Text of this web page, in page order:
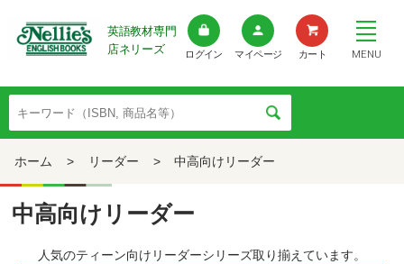
英語教材専門
店ネリーズ
ログイン マイページ カート MENU
ホーム > リーダー > 中高向けリーダー
中高向けリーダー
人気のティーン向けリーダーシリーズ取り揃えています。